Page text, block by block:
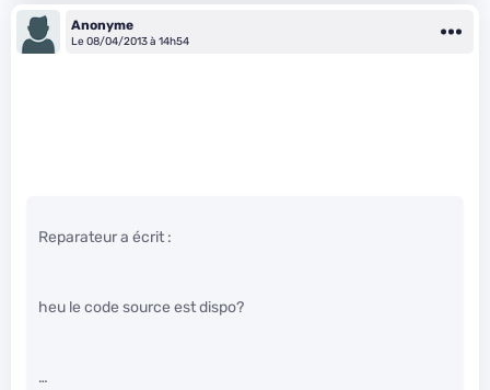
Anonyme
Le 08/04/2013 à 14h54
Reparateur a écrit :
heu le code source est dispo?
…